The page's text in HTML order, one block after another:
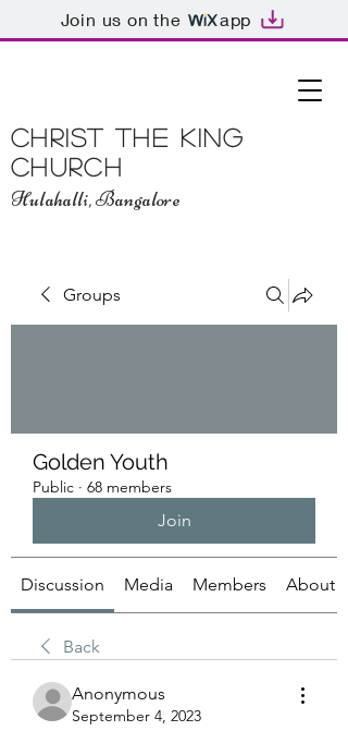
Join us on the app
Christ The King
Church
Hulahalli, Bangalore
Groups
Golden Youth
Public · 68 members
Join
Discussion Media Members About
Back
Anonymous
September 4, 2023